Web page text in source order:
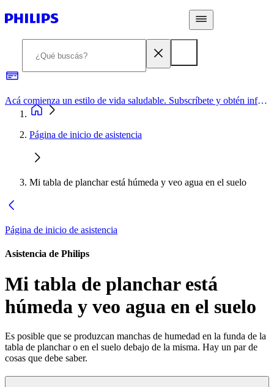
Acá comienza un estilo de vida saludable. Subscríbete y obtén información de primera mano
Página de inicio de asistencia
Mi tabla de planchar está húmeda y veo agua en el suelo
Página de inicio de asistencia
Asistencia de Philips
Mi tabla de planchar está
húmeda y veo agua en el suelo
Es posible que se produzcan manchas de humedad en la funda de la
tabla de planchar o en el suelo debajo de la misma. Hay un par de
cosas que debe saber.